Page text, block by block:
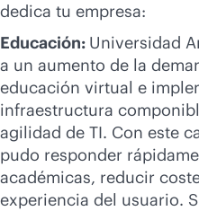
dedica tu empresa:
Educación: Universidad
a un aumento de la
educación virtual e
infraestructura
agilidad de TI. Con este
pudo responder
académicas, reducir
experiencia del usuario.